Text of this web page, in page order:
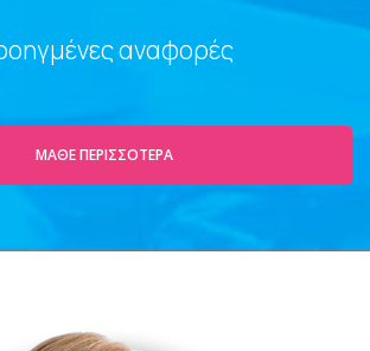
αναφορές
ΜΆΘΕ ΠΕΡΙΣΣΌΤΕΡΑ